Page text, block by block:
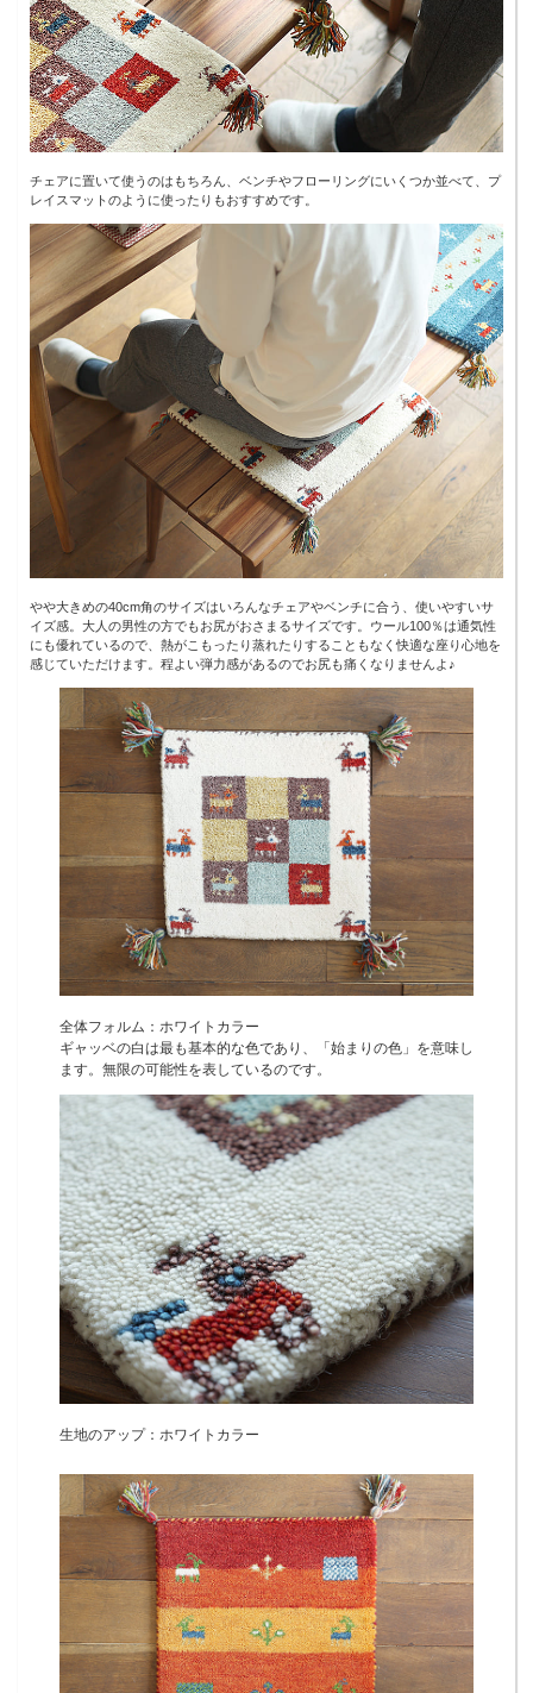
チェアに置いて使うのはもちろん、ベンチやフローリングにいくつか並べて、プ
レイスマットのように使ったりもおすすめです。
やや大きめの40cm角のサイズはいろんなチェアやベンチに合う、使いやすいサ
イズ感。大人の男性の方でもお尻がおさまるサイズです。ウール100％は通気性
にも優れているので、熱がこもったり蒸れたりすることもなく快適な座り心地を
感じていただけます。程よい弾力感があるのでお尻も痛くなりませんよ♪
全体フォルム：ホワイトカラー
ギャッベの白は最も基本的な色であり、「始まりの色」を意味し
ます。無限の可能性を表しているのです。
生地のアップ：ホワイトカラー